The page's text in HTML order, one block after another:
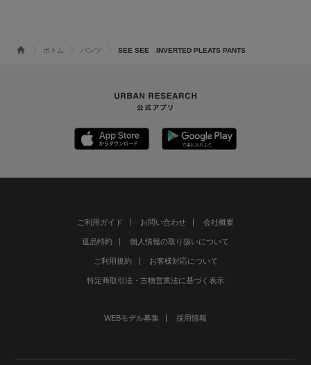
ボトム パンツ SEE SEE INVERTED PLEATS PANTS
ご利用ガイド お問い合わせ 会社概要
返品特約 個人情報の取り扱いについて
ご利用規約 お客様対応について
特定商取引法・古物営業法に基づく表示
WEBモデル募集 採用情報